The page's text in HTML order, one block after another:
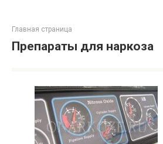
Главная страница
Препараты для наркоза